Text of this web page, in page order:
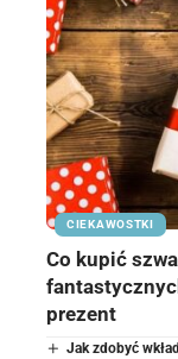
CIEKAWOSTKI
Co kupić
prezent
Jak zdobyć